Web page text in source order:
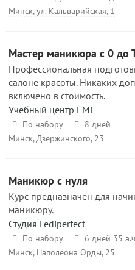
Минск, ул. Кальварийская, 1
Мастер маникюра с 0 до
Профессиональная
салоне красоты. Никаких
включено в стоимость.
Учебный центр EMi
По набору
8 дней
Минск, Дзержинского, 23
Маникюр с нуля
Курс предназначен для
маникюру.
Студия Lediperfect
По набору
6 дней 35 а.ч
Минск, Наполеона Орды, 25